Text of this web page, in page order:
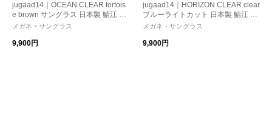
jugaad14｜OCEAN CLEAR tortois
e brown サングラス 日本製 鯖江 か
け心地 ストレスフリー 機能性レ
メガネ・サングラス
9,900円
jugaad14｜HORIZON CLEAR clear
ブルーライトカット 日本製 鯖江 か
け心地 ストレスフリー 機能性レ
ホ向け
メガネ・サングラス
9,900円